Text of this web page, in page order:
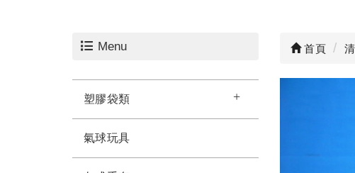
Menu
塑膠袋類
氣球玩具
首頁